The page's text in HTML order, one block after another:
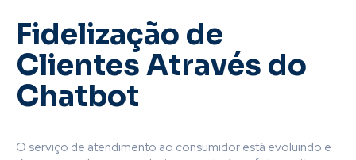
Fidelização de
Clientes Através do
Chatbot
O serviço de atendimento ao consumidor está evoluindo e